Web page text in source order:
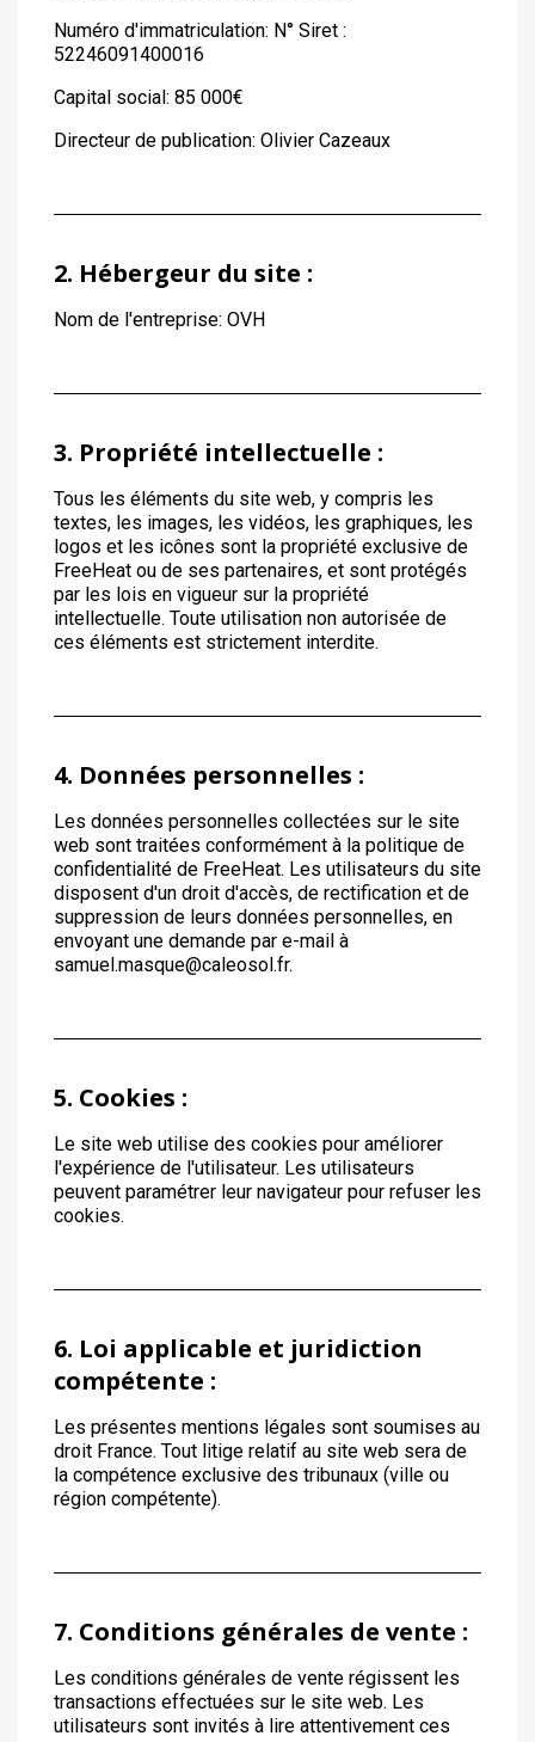
Numéro d'immatriculation: N° Siret :
52246091400016
Capital social: 85 000€
Directeur de publication: Olivier Cazeaux
2. Hébergeur du site :
Nom de l'entreprise: OVH
3. Propriété intellectuelle :
Tous les éléments du site web, y compris les
textes, les images, les vidéos, les graphiques, les
logos et les icônes sont la propriété exclusive de
FreeHeat ou de ses partenaires, et sont protégés
par les lois en vigueur sur la propriété
intellectuelle. Toute utilisation non autorisée de
ces éléments est strictement interdite.
4. Données personnelles :
Les données personnelles collectées sur le site
web sont traitées conformément à la politique de
confidentialité de FreeHeat. Les utilisateurs du site
disposent d'un droit d'accès, de rectification et de
suppression de leurs données personnelles, en
envoyant une demande par e-mail à
samuel.masque@caleosol.fr.
5. Cookies :
Le site web utilise des cookies pour améliorer
l'expérience de l'utilisateur. Les utilisateurs
peuvent paramétrer leur navigateur pour refuser les
cookies.
6. Loi applicable et juridiction
compétente :
Les présentes mentions légales sont soumises au
droit France. Tout litige relatif au site web sera de
la compétence exclusive des tribunaux (ville ou
région compétente).
7. Conditions générales de vente :
Les conditions générales de vente régissent les
transactions effectuées sur le site web. Les
utilisateurs sont invités à lire attentivement ces